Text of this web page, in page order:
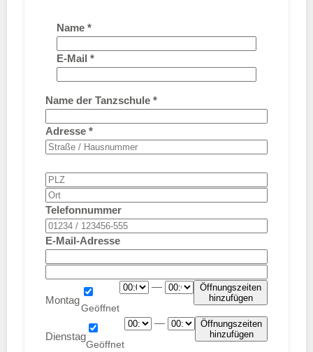
Name *
E-Mail *
Name der Tanzschule *
Adresse *
Telefonnummer
E-Mail-Adresse
Montag
—
Öffnungszeiten
hinzufügen
Dienstag
—
Öffnungszeiten
hinzufügen